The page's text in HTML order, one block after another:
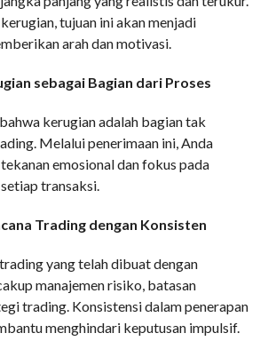
tujuan ini akan menjadi
arah dan motivasi.
sebagai Bagian dari Proses
kerugian adalah bagian tak
Melalui penerimaan ini, Anda
emosional dan fokus pada
transaksi.
Trading dengan Konsisten
yang telah dibuat dengan
manajemen risiko, batasan
trading. Konsistensi dalam penerapan
menghindari keputusan impulsif.